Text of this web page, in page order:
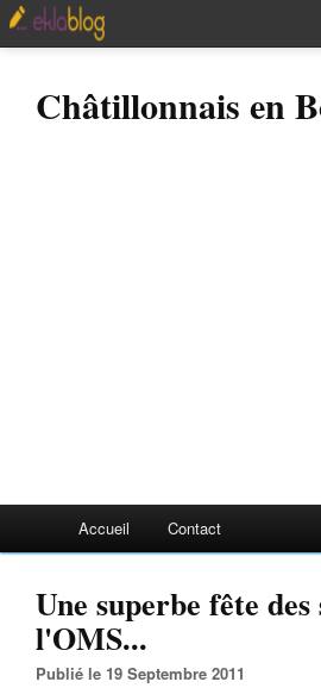
Châtillonnais en
Accueil Contact
Une superbe fête
l'OMS...
Publié le 19 Septembre 2011